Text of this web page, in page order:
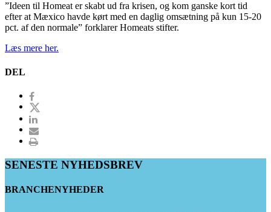
”Ideen til Homeat er skabt ud fra krisen, og kom ganske kort tid
efter at Mæxico havde kørt med en daglig omsætning på kun 15-20
pct. af den normale” forklarer Homeats stifter.
Læs mere her.
DEL
SENESTE NYHEDSBREV
BRANCHENYHEDER